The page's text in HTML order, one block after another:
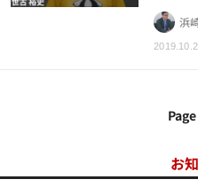
浜
お